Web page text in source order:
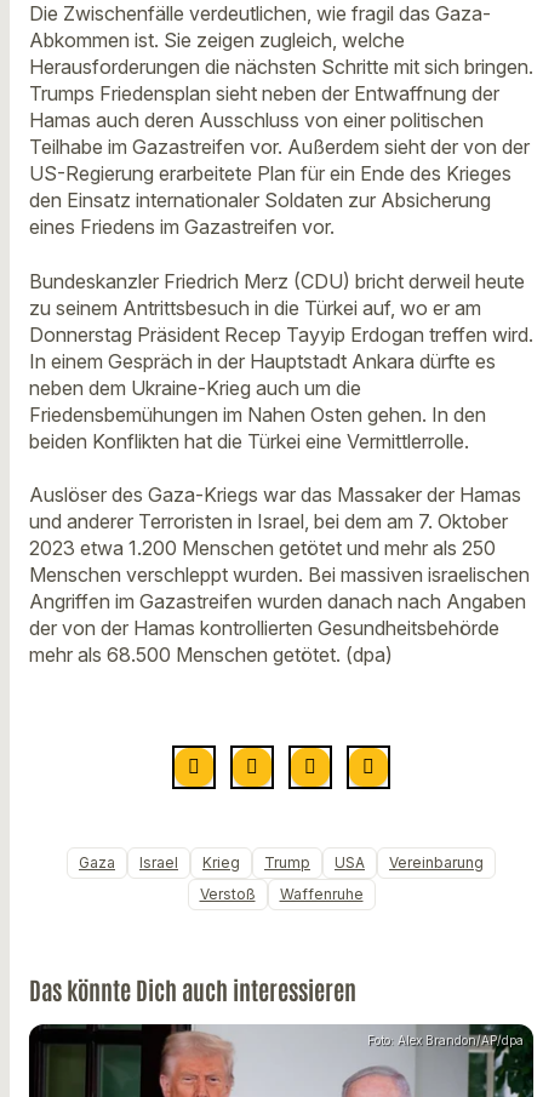
Die Zwischenfälle verdeutlichen, wie fragil das Gaza-
Abkommen ist. Sie zeigen zugleich, welche
Herausforderungen die nächsten Schritte mit sich bringen.
Trumps Friedensplan sieht neben der Entwaffnung der
Hamas auch deren Ausschluss von einer politischen
Teilhabe im Gazastreifen vor. Außerdem sieht der von der
US-Regierung erarbeitete Plan für ein Ende des Krieges
den Einsatz internationaler Soldaten zur Absicherung
eines Friedens im Gazastreifen vor.
Bundeskanzler Friedrich Merz (CDU) bricht derweil heute
zu seinem Antrittsbesuch in die Türkei auf, wo er am
Donnerstag Präsident Recep Tayyip Erdogan treffen wird.
In einem Gespräch in der Hauptstadt Ankara dürfte es
neben dem Ukraine-Krieg auch um die
Friedensbemühungen im Nahen Osten gehen. In den
beiden Konflikten hat die Türkei eine Vermittlerrolle.
Auslöser des Gaza-Kriegs war das Massaker der Hamas
und anderer Terroristen in Israel, bei dem am 7. Oktober
2023 etwa 1.200 Menschen getötet und mehr als 250
Menschen verschleppt wurden. Bei massiven israelischen
Angriffen im Gazastreifen wurden danach nach Angaben
der von der Hamas kontrollierten Gesundheitsbehörde
mehr als 68.500 Menschen getötet. (dpa)
Gaza Israel Krieg Trump USA
Vereinbarung
Verstoß
Waffenruhe
Das könnte Dich auch interessieren
Foto: Alex Brandon/AP/dpa